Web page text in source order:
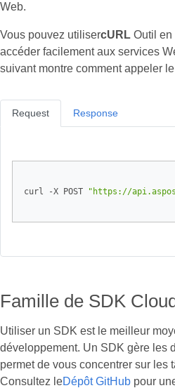
Web.
Vous pouvez utilisercURL Outil en
accéder facilement aux services
suivant montre comment appeler
Request
curl -X POST "https://
Response
Famille de SDK Cloud
Utiliser un SDK est le meilleur
développement. Un SDK gère les
permet de vous concentrer sur les
Consultez leDépôt GitHub pour